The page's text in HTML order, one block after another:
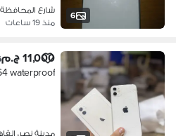
6
شارع المحافظة،
منذ 19 ساعات
11,000 ج.م
waterproof
مدينة نصر،